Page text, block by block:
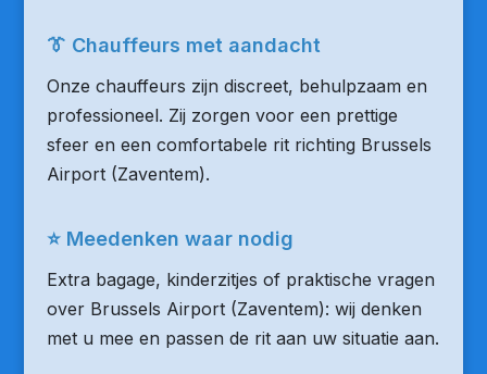
👔 Chauffeurs met aandacht
Onze chauffeurs zijn discreet, behulpzaam en
professioneel. Zij zorgen voor een prettige
sfeer en een comfortabele rit richting Brussels
Airport (Zaventem).
⭐ Meedenken waar nodig
Extra bagage, kinderzitjes of praktische vragen
over Brussels Airport (Zaventem): wij denken
met u mee en passen de rit aan uw situatie aan.